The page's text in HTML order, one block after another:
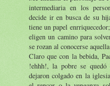
intermediaria en los
decide ir en busca de su
tiene un papel
eligen un camino para
se rozan al conocerse
Claro que con la bebida,
!ehhh!, la pobre se
dejaron colgado en la